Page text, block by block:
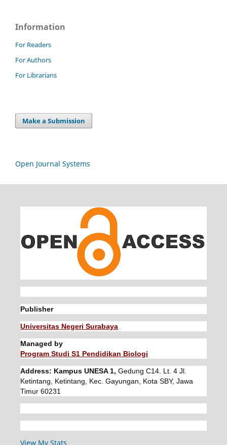
Information
For Readers
For Authors
For Librarians
Make a Submission
Open Journal Systems
Publisher
Universitas Negeri Surabaya
Managed by
Program Studi S1 Pendidikan Biologi
Address: Kampus UNESA 1, Gedung C14. Lt. 4 Jl.
Ketintang, Ketintang, Kec. Gayungan, Kota SBY, Jawa
Timur 60231
View My Stats